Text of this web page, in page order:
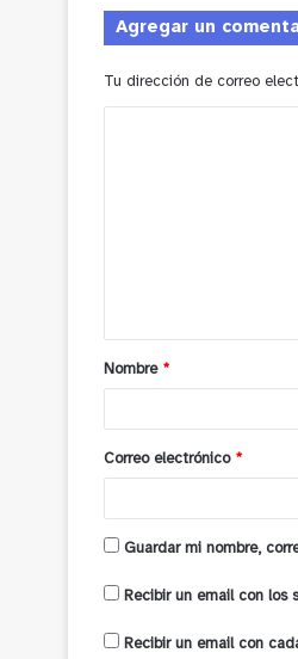
Agregar un
Tu dirección de correo
a
r
*
Nombre *
Correo electrónico *
Guardar mi nombre,
Recibir un email con los
Recibir un email con